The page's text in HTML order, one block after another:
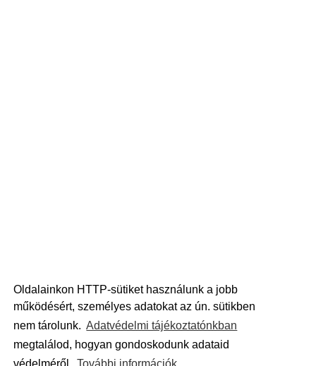
Oldalainkon HTTP-sütiket használunk a jobb
működésért, személyes adatokat az ún. sütikben
nem tárolunk. Adatvédelmi tájékoztatónkban
megtalálod, hogyan gondoskodunk adataid